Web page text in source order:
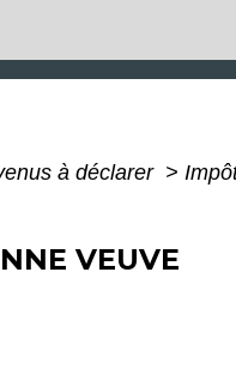
à déclarer >
VEUVE